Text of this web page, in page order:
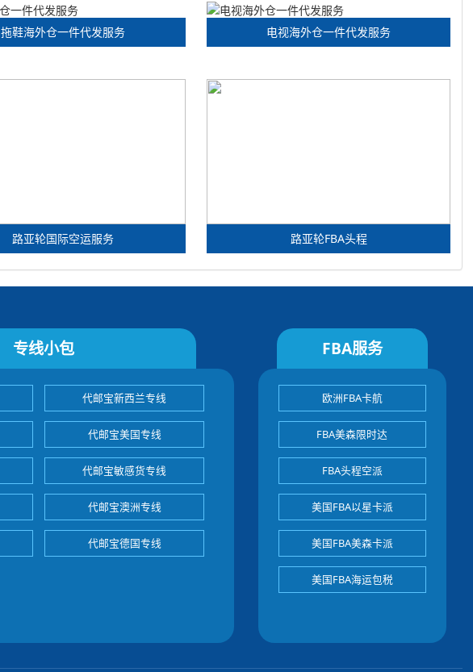
拖鞋海外仓一件代发服务 电视海外仓一件代发服务
路亚轮国际空运服务 路亚轮FBA头程
专线小包
代邮宝新西兰专线
代邮宝美国专线
代邮宝敏感货专线
代邮宝澳洲专线
代邮宝德国专线
FBA服务
欧洲FBA卡航
FBA美森限时达
FBA头程空派
美国FBA以星卡派
美国FBA美森卡派
美国FBA海运包税